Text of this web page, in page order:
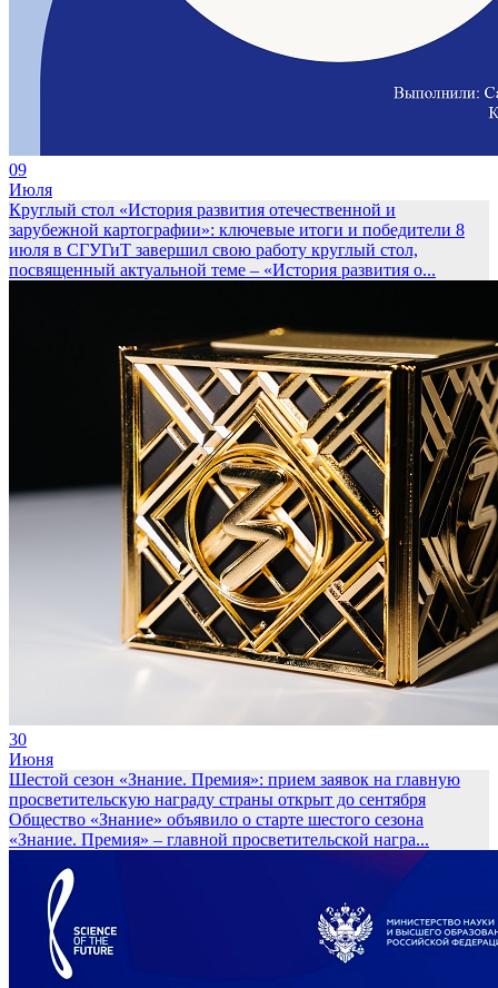
09
Июля
Круглый стол «История развития отечественной и
зарубежной картографии»: ключевые итоги и победители 8
июля в СГУГиТ завершил свою работу круглый стол,
посвященный актуальной теме – «История развития о...
30
Июня
Шестой сезон «Знание. Премия»: прием заявок на главную
просветительскую награду страны открыт до сентября
Общество «Знание» объявило о старте шестого сезона
«Знание. Премия» – главной просветительской награ...